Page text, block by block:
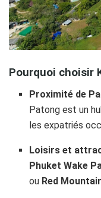
Pourquoi choisir
Proximité de
Patong est un
les expatriés
Loisirs et
Phuket Wake
ou Red